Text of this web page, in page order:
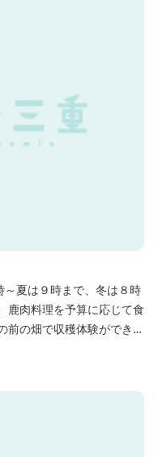
夏は９時まで、冬は８時
鹿肉料理を予算に応じて食
前の畑で収穫体験ができ、